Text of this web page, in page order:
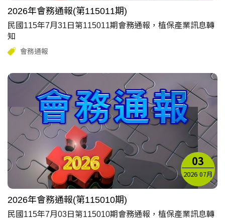
2026年會務通報(第115011期)
民國115年7月31日第115011期會務通報，植保產業訊息轉
知
會務通報
03
2026 07月
2026年會務通報(第115010期)
民國115年7月03日第115010期會務通報，植保產業訊息轉